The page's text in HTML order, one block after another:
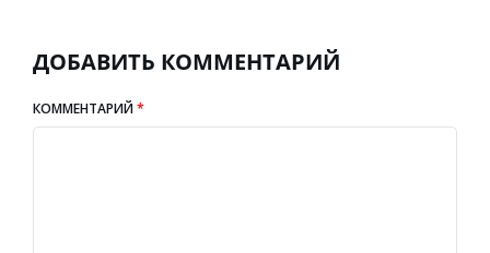
ДОБАВИТЬ КОММЕНТАРИЙ
КОММЕНТАРИЙ*